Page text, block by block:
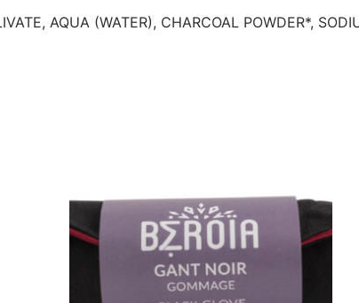
AQUA (WATER), CHARCOAL POWDER*,